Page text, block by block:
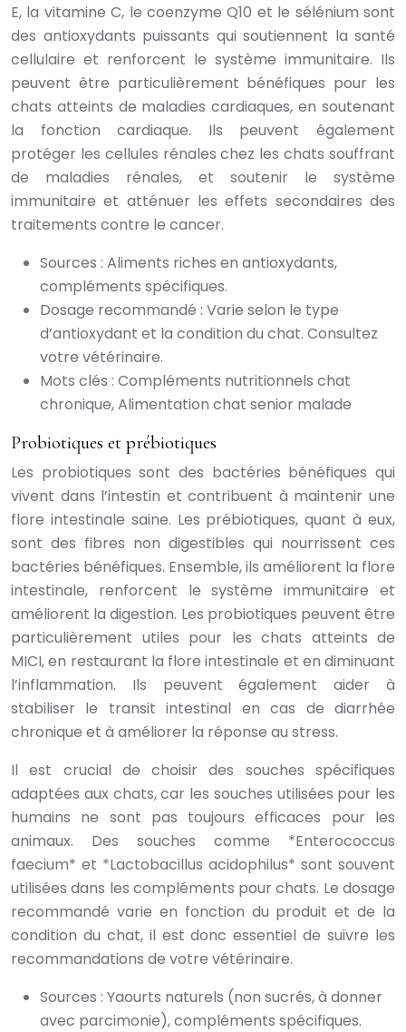
E, la vitamine C, le coenzyme Q10 et le sélénium sont
des antioxydants puissants qui soutiennent la santé
cellulaire et renforcent le système immunitaire. Ils
peuvent être particulièrement bénéfiques pour les
chats atteints de maladies cardiaques, en soutenant
la fonction cardiaque. Ils peuvent également
protéger les cellules rénales chez les chats souffrant
de maladies rénales, et soutenir le système
immunitaire et atténuer les effets secondaires des
traitements contre le cancer.
Sources : Aliments riches en antioxydants,
compléments spécifiques.
Dosage recommandé : Varie selon le type
d’antioxydant et la condition du chat. Consultez
votre vétérinaire.
Mots clés : Compléments nutritionnels chat
chronique, Alimentation chat senior malade
Probiotiques et prébiotiques
Les probiotiques sont des bactéries bénéfiques qui
vivent dans l’intestin et contribuent à maintenir une
flore intestinale saine. Les prébiotiques, quant à eux,
sont des fibres non digestibles qui nourrissent ces
bactéries bénéfiques. Ensemble, ils améliorent la flore
intestinale, renforcent le système immunitaire et
améliorent la digestion. Les probiotiques peuvent être
particulièrement utiles pour les chats atteints de
MICI, en restaurant la flore intestinale et en diminuant
l’inflammation. Ils peuvent également aider à
stabiliser le transit intestinal en cas de diarrhée
chronique et à améliorer la réponse au stress.
Il est crucial de choisir des souches spécifiques
adaptées aux chats, car les souches utilisées pour les
humains ne sont pas toujours efficaces pour les
animaux. Des souches comme *Enterococcus
faecium* et *Lactobacillus acidophilus* sont souvent
utilisées dans les compléments pour chats. Le dosage
recommandé varie en fonction du produit et de la
condition du chat, il est donc essentiel de suivre les
recommandations de votre vétérinaire.
Sources : Yaourts naturels (non sucrés, à donner
avec parcimonie), compléments spécifiques.